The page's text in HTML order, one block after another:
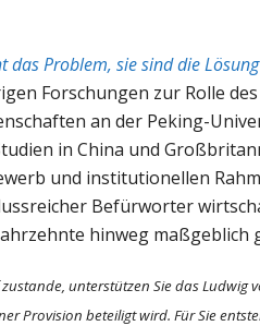
das Problem, sie sind die Lösung
Forschungen zur Rolle
an der Peking-
in China und
und institutionellen
Befürworter
hinweg maßgeblich
unterstützen Sie das Ludwig
Provision beteiligt wird. Für Sie